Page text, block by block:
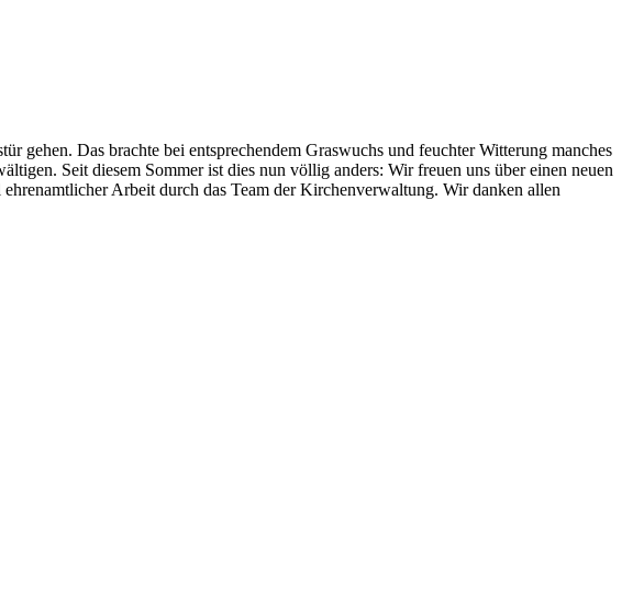
gehen. Das brachte bei entsprechendem Graswuchs und feuchter Witterung manches
Seit diesem Sommer ist dies nun völlig anders: Wir freuen uns über einen neuen
Arbeit durch das Team der Kirchenverwaltung. Wir danken allen